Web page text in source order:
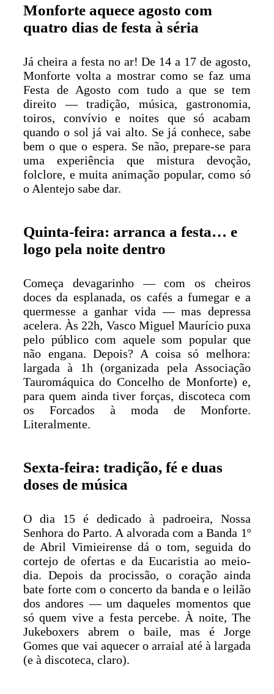
Monforte aquece agosto com
quatro dias de festa à séria
Já cheira a festa no ar! De 14 a 17 de agosto,
Monforte volta a mostrar como se faz uma
Festa de Agosto com tudo a que se tem
direito — tradição, música, gastronomia,
toiros, convívio e noites que só acabam
quando o sol já vai alto. Se já conhece, sabe
bem o que o espera. Se não, prepare-se para
uma experiência que mistura devoção,
folclore, e muita animação popular, como só
o Alentejo sabe dar.
Quinta-feira: arranca a festa… e
logo pela noite dentro
Começa devagarinho — com os cheiros
doces da esplanada, os cafés a fumegar e a
quermesse a ganhar vida — mas depressa
acelera. Às 22h, Vasco Miguel Maurício puxa
pelo público com aquele som popular que
não engana. Depois? A coisa só melhora:
largada à 1h (organizada pela Associação
Tauromáquica do Concelho de Monforte) e,
para quem ainda tiver forças, discoteca com
os Forcados à moda de Monforte.
Literalmente.
Sexta-feira: tradição, fé e duas
doses de música
O dia 15 é dedicado à padroeira, Nossa
Senhora do Parto. A alvorada com a Banda 1º
de Abril Vimieirense dá o tom, seguida do
cortejo de ofertas e da Eucaristia ao meio-
dia. Depois da procissão, o coração ainda
bate forte com o concerto da banda e o leilão
dos andores — um daqueles momentos que
só quem vive a festa percebe. À noite, The
Jukeboxers abrem o baile, mas é Jorge
Gomes que vai aquecer o arraial até à largada
(e à discoteca, claro).